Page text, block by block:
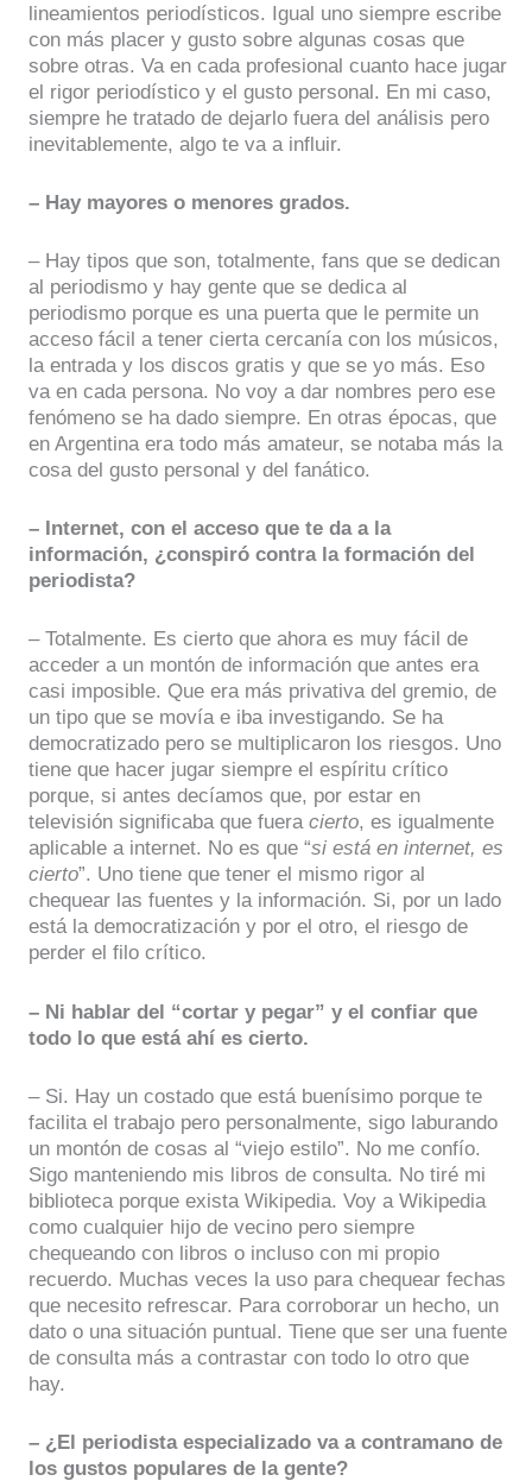
lineamientos periodísticos. Igual uno siempre escribe
con más placer y gusto sobre algunas cosas que
sobre otras. Va en cada profesional cuanto hace jugar
el rigor periodístico y el gusto personal. En mi caso,
siempre he tratado de dejarlo fuera del análisis pero
inevitablemente, algo te va a influir.
– Hay mayores o menores grados.
– Hay tipos que son, totalmente, fans que se dedican
al periodismo y hay gente que se dedica al
periodismo porque es una puerta que le permite un
acceso fácil a tener cierta cercanía con los músicos,
la entrada y los discos gratis y que se yo más. Eso
va en cada persona. No voy a dar nombres pero ese
fenómeno se ha dado siempre. En otras épocas, que
en Argentina era todo más amateur, se notaba más la
cosa del gusto personal y del fanático.
– Internet, con el acceso que te da a la
información, ¿conspiró contra la formación del
periodista?
– Totalmente. Es cierto que ahora es muy fácil de
acceder a un montón de información que antes era
casi imposible. Que era más privativa del gremio, de
un tipo que se movía e iba investigando. Se ha
democratizado pero se multiplicaron los riesgos. Uno
tiene que hacer jugar siempre el espíritu crítico
porque, si antes decíamos que, por estar en
televisión significaba que fuera cierto, es igualmente
aplicable a internet. No es que “si está en internet, es
cierto”. Uno tiene que tener el mismo rigor al
chequear las fuentes y la información. Si, por un lado
está la democratización y por el otro, el riesgo de
perder el filo crítico.
– Ni hablar del “cortar y pegar” y el confiar que
todo lo que está ahí es cierto.
– Si. Hay un costado que está buenísimo porque te
facilita el trabajo pero personalmente, sigo laburando
un montón de cosas al “viejo estilo”. No me confío.
Sigo manteniendo mis libros de consulta. No tiré mi
biblioteca porque exista Wikipedia. Voy a Wikipedia
como cualquier hijo de vecino pero siempre
chequeando con libros o incluso con mi propio
recuerdo. Muchas veces la uso para chequear fechas
que necesito refrescar. Para corroborar un hecho, un
dato o una situación puntual. Tiene que ser una fuente
de consulta más a contrastar con todo lo otro que
hay.
– ¿El periodista especializado va a contramano de
los gustos populares de la gente?